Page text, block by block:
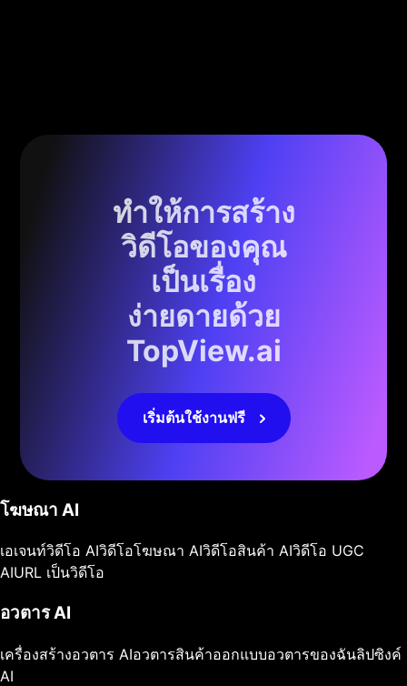
ทำให้การสร้าง
วิดีโอของคุณ
เป็นเรื่อง
ง่ายดายด้วย
TopView.ai
เริ่มต้นใช้งานฟรี
โฆษณา AI
เอเจนท์วิดีโอ AIวิดีโอโฆษณา AIวิดีโอสินค้า AIวิดีโอ UGC
AIURL เป็นวิดีโอ
อวตาร AI
เครื่องสร้างอวตาร AIอวตารสินค้าออกแบบอวตารของฉันลิปซิงค์
AI